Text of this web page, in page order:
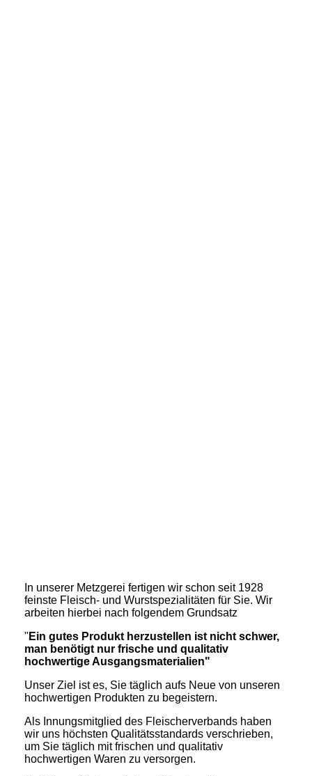
In unserer Metzgerei fertigen wir schon seit 1928
feinste Fleisch- und Wurstspezialitäten für Sie. Wir
arbeiten hierbei nach folgendem Grundsatz
" Ein gutes Produkt herzustellen ist nicht schwer,
man benötigt nur frische und qualitativ
hochwertige Ausgangsmaterialien"
Unser Ziel ist es, Sie täglich aufs Neue von unseren
hochwertigen Produkten zu begeistern.
Als Innungsmitglied des Fleischerverbands haben
wir uns höchsten Qualitätsstandards verschrieben,
um Sie täglich mit frischen und qualitativ
hochwertigen Waren zu versorgen.